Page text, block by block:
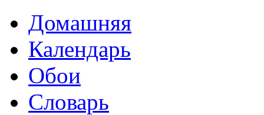
Домашняя
Календарь
Обои
Словарь